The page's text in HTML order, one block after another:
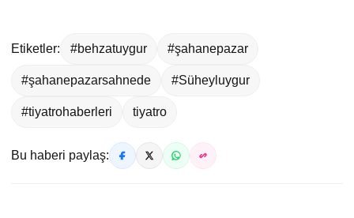
Etiketler: #behzatuygur #şahanepazar
#şahanepazarsahnede #Süheyluygur
#tiyatrohaberleri tiyatro
Bu haberi paylaş: